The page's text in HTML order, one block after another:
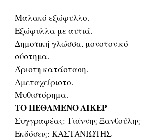
Μαλακό εξώφυλλο.
Εξώφυλλα με αυτιά.
Δημοτική γλώσσα, μονοτονικό
σύστημα.
Άριστη κατάσταση.
Αμεταχείριστο.
Μυθιστόρημα.
ΤΟ ΠΕΘΑΜΕΝΟ ΛΙΚΕΡ
Συγγραφέας: Γιάννης Ξανθούλης
Εκδόσεις: ΚΑΣΤΑΝΙΩΤΗΣ